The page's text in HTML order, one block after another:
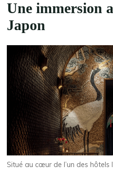
Une immersion
Japon
Situé au cœur de l’un des hôtels